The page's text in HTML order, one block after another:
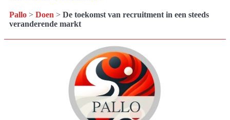
Pallo > Doen > De toekomst van recruitment in een steeds
veranderende markt